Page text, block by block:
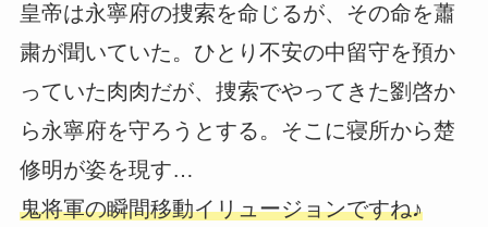
皇帝は永寧府の捜索を命じるが、その命を蕭
粛が聞いていた。ひとり不安の中留守を預か
っていた肉肉だが、捜索でやってきた劉啓か
ら永寧府を守ろうとする。そこに寝所から楚
修明が姿を現す…
鬼将軍の瞬間移動イリュージョンですね♪